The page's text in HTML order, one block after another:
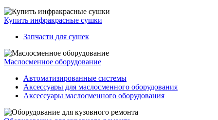
Купить инфракрасные сушки
Запчасти для сушек
Маслосменное оборудование
Автоматизированные системы
Аксессуары для маслосменного оборудования
Аксессуары маслосменного оборудования